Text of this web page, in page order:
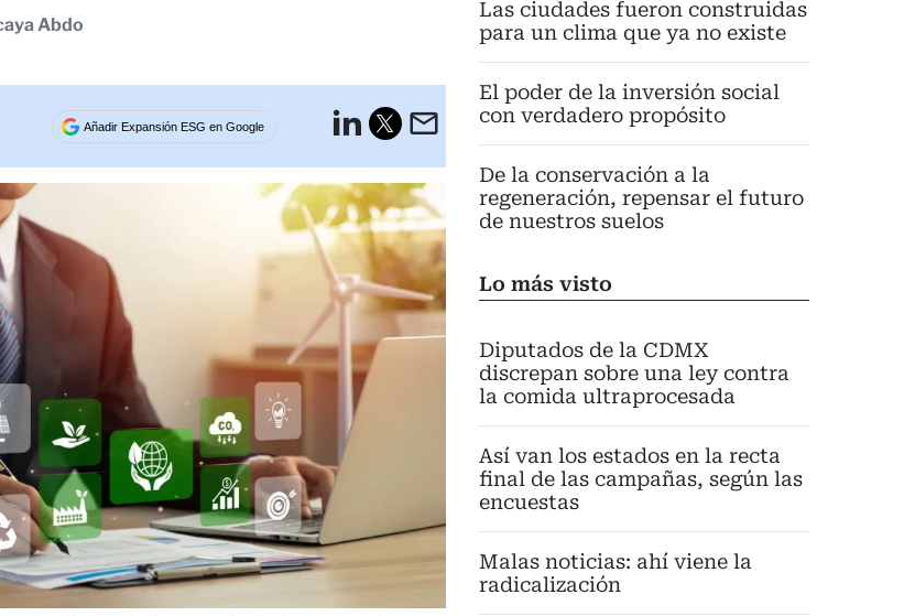
Las ciudades fueron construidas
para un clima que ya no existe
El poder de la inversión social
con verdadero propósito
De la conservación a la
regeneración, repensar el futuro
de nuestros suelos
Lo más visto
Diputados de la CDMX
discrepan sobre una ley contra
la comida ultraprocesada
Así van los estados en la recta
final de las campañas, según las
encuestas
Malas noticias: ahí viene la
radicalización
Abdo
Añadir Expansión ESG en Google
LinkedInEmail